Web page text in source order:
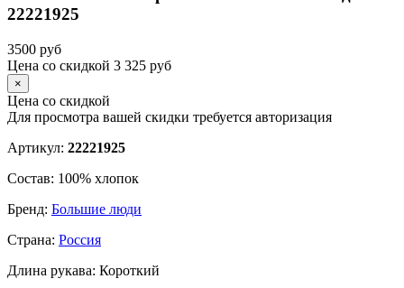
22221925
3500 руб
Цена со скидкой 3 325 руб
×
Цена со скидкой
Для просмотра вашей скидки требуется авторизация
Артикул: 22221925
Состав: 100% хлопок
Бренд: Большие люди
Страна: Россия
Длина рукава: Короткий